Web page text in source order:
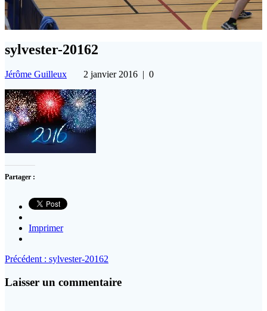
sylvester-20162
Jérôme Guilleux 2 janvier 2016 | 0
Partager :
Imprimer
Navigation
de
Précédent : Article
:
sylvester-20162
Laisser un commentaire